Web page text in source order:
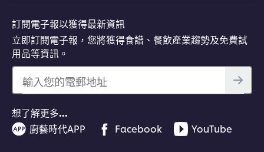
訂閱電子報以獲得最新資訊
立即訂閱電子報，您將獲得食譜、餐飲產業趨勢及免費試
用品等資訊。
輸入您的電郵地址
想了解更多…
廚藝時代APP
Facebook YouTube